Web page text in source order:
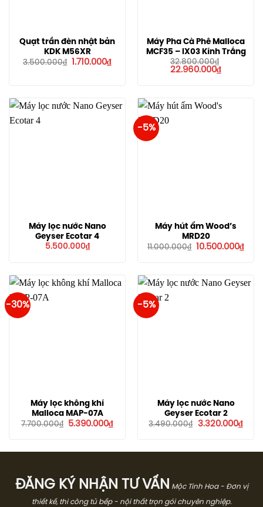
Quạt trần đèn nhật bản
KDK M56XR
3.500.000₫ Giá
1.710.000₫Giá
Máy Pha Cà Phê Malloca
MCF35 – IX03 Kính Trắng
32.800.000₫
Giá
22.960.000₫Giá
Máy lọc nước Nano
Geyser Ecotar 4
5.500.000₫
-5%
Máy hút ẩm Wood’s
MRD20
11.000.000₫ Giá
10.500.000₫Giá
-30%
Máy lọc không khí
Malloca MAP-07A
7.700.000₫
Giá
5.390.000₫Giá
5.390.000₫.
-5%
Máy lọc nước Nano
Geyser Ecotar 2
3.490.000₫
Giá
3.320.000₫Giá
ĐĂNG KÝ NHẬN TƯ VẤN Mộc Tinh Hoa - Đơn vị
thiết kế, thi công tủ bếp - nội thất trọn gói chuyên nghiệp.